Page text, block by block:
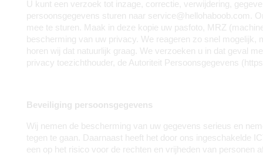
U kunt een verzoek tot inzage, correctie, verwijdering,
persoonsgegevens sturen naar service@hellohaboob.com.
mee te sturen. Maak in deze kopie uw pasfoto, MRZ
bescherming van uw privacy. We reageren zo snel
horen wij dat natuurlijk graag. We verzoeken u in dat geval
privacy toezichthouder, de Autoriteit Persoonsgegevens
Beveiliging persoonsgegevens
Wij nemen de bescherming van uw gegevens serieus en
tegen te gaan. Daarnaast heeft het door ons ingeschakelde
een op het risico voor de rechten en vrijheden van personen